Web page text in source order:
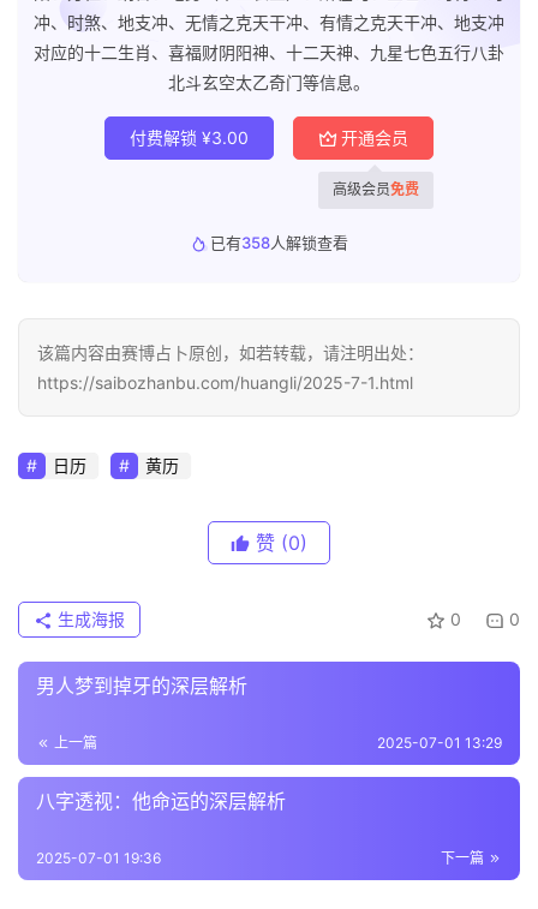
冲、时煞、地支冲、无情之克天干冲、有情之克天干冲、地支冲
对应的十二生肖、喜福财阴阳神、十二天神、九星七色五行八卦
北斗玄空太乙奇门等信息。
付费解锁 ¥3.00 开通会员
高级会员免费
已有358人解锁查看
该篇内容由赛博占卜原创，如若转载，请注明出处：
https://saibozhanbu.com/huangli/2025-7-1.html
日历 黄历
赞 (0)
0 0
生成海报
男人梦到掉牙的深层解析
上一篇 2025-07-01 13:29
八字透视：他命运的深层解析
下一篇
2025-07-01 19:36